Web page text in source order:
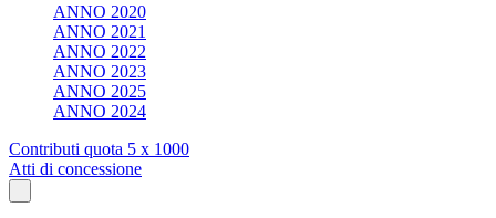
ANNO 2020
ANNO 2021
ANNO 2022
ANNO 2023
ANNO 2025
ANNO 2024
Contributi quota 5 x 1000
Atti di concessione